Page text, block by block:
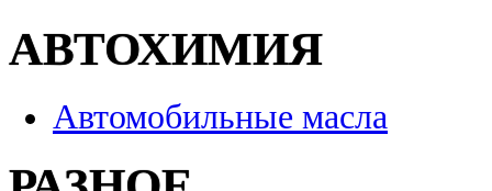
АВТОХИМИЯ
Автомобильные масла